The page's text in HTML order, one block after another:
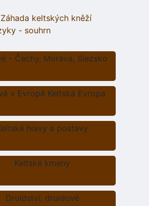
keltských kněží
- souhrn
- Čechy, Morava, Slezsko
v Evropě Keltská Evropa
hlavy a postavy
Keltské kmeny
Druidství, druidové